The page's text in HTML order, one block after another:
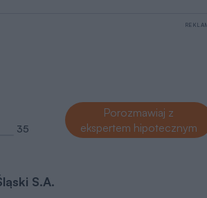
35
Porozmawiaj z
ekspertem hipotecznym
S.A.